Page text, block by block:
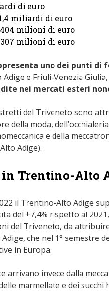
di euro
miliardi di euro
milioni di euro
milioni di euro
uno dei punti di
e Friuli-Venezia
nei mercati esteri
del Triveneto sono
della moda,
e della
Adige).
in Trentino-Alto
il Trentino-Alto Adige
del +7,4% rispetto al
del Triveneto, da
Adige, che nel 1° semestre
in Europa.
arrivano invece dalla
marmellate e dei